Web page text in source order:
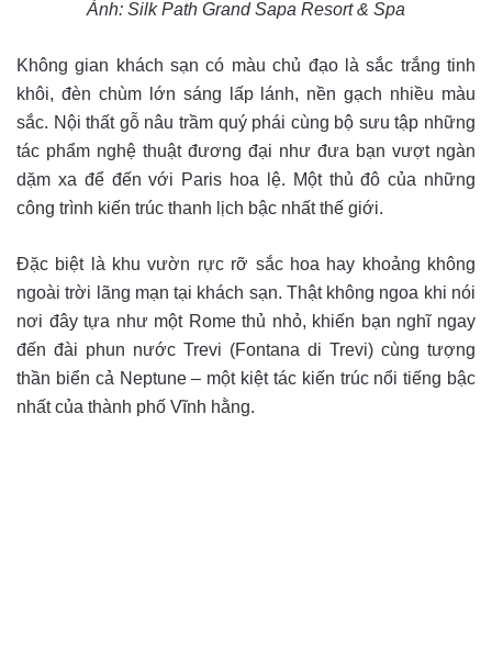
Ảnh: Silk Path Grand Sapa Resort & Spa
Không gian khách sạn có màu chủ đạo là sắc trắng tinh
khôi, đèn chùm lớn sáng lấp lánh, nền gạch nhiều màu
sắc. Nội thất gỗ nâu trầm quý phái cùng bộ sưu tập những
tác phẩm nghệ thuật đương đại như đưa bạn vượt ngàn
dặm xa để đến với Paris hoa lệ. Một thủ đô của những
công trình kiến trúc thanh lịch bậc nhất thế giới.
Đặc biệt là khu vườn rực rỡ sắc hoa hay khoảng không
ngoài trời lãng mạn tại khách sạn. Thật không ngoa khi nói
nơi đây tựa như một Rome thủ nhỏ, khiến bạn nghĩ ngay
đến đài phun nước Trevi (Fontana di Trevi) cùng tượng
thần biển cả Neptune – một kiệt tác kiến trúc nổi tiếng bậc
nhất của thành phố Vĩnh hằng.